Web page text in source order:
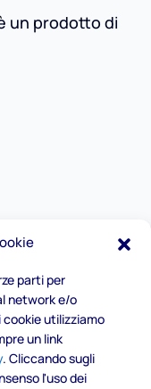
parti per
network e/o
cookie utilizziamo
un link
. Cliccando sugli
l'uso dei
un prodotto di